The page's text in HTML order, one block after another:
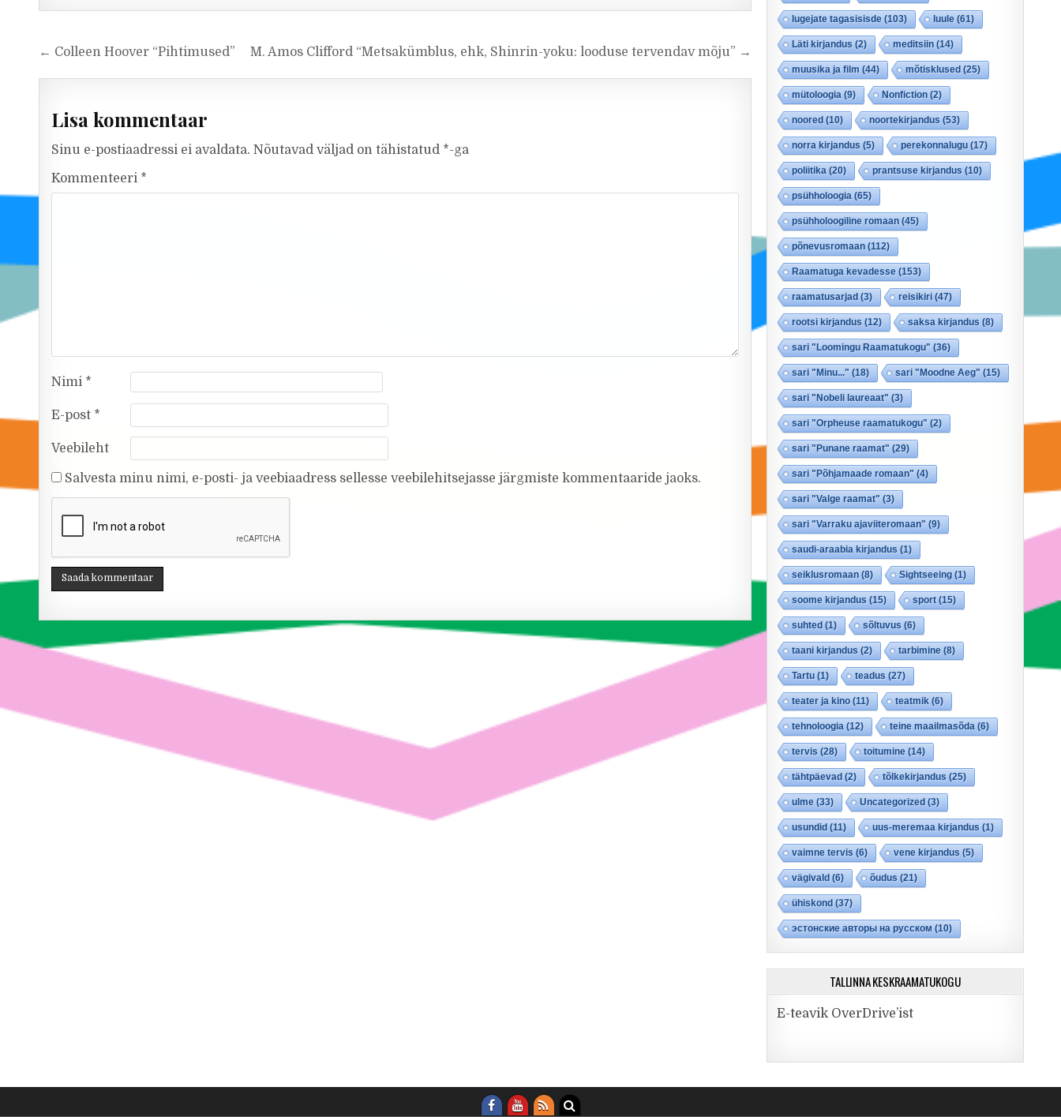
Navigeerimine
← Colleen Hoover “Pihtimused” M. Amos Clifford “Metsakümblus, ehk, Shinrin-yoku: looduse tervendav mõju” →
Lisa kommentaar
Sinu e-postiaadressi ei avaldata. Nõutavad väljad on tähistatud *-ga
Kommenteeri *
Nimi *
E-post *
Veebileht
Salvesta minu nimi, e-posti- ja veebiaadress sellesse veebilehitsejasse järgmiste kommentaaride jaoks.
lugejate tagasisisde(103) luule(61)
Läti kirjandus(2) meditsiin(14)
muusika ja film (44) mõtisklused(25)
mütoloogia (9) Nonfiction(2)
noored(10) noortekirjandus(53)
norra kirjandus(5) perekonnalugu(17)
poliitika (20) prantsuse kirjandus(10)
psühholoogia (65)
psühholoogiline romaan(45)
põnevusromaan(112)
Raamatuga kevadesse(153)
raamatusarjad(3) reisikiri(47)
rootsi kirjandus(12) saksa kirjandus(8)
sari "Loomingu Raamatukogu"(36)
sari "Minu..."(18) sari "Moodne Aeg"(15)
sari "Nobeli laureaat"(3)
sari "Orpheuse raamatukogu"(2)
sari "Punane raamat"(29)
sari "Põhjamaade romaan"(4)
sari "Valge raamat"(3)
sari "Varraku ajaviiteromaan"(9)
saudi-araabia kirjandus(1)
seiklusromaan(8) Sightseeing(1)
soome kirjandus(15) sport(15)
suhted(1) sõltuvus(6)
taani kirjandus(2) tarbimine(8)
Tartu(1) teadus(27)
teater ja kino(11) teatmik(6)
tehnoloogia (12) teine maailmasõda (6)
tervis(28) toitumine(14)
tähtpäevad(2) tõlkekirjandus(25)
ulme(33) Uncategorized(3)
usundid(11) uus-meremaa kirjandus(1)
vaimne tervis(6) vene kirjandus(5)
vägivald(6) õudus(21)
ühiskond(37)
эстонские авторы на русском(10)
TALLINNA KESKRAAMATUKOGU
E-teavik OverDrive’ist